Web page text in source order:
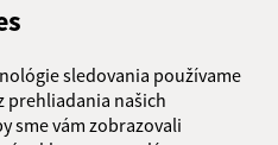
sledovania používame
prehliadania našich
sme vám zobrazovali
Terany
116
Tesáre